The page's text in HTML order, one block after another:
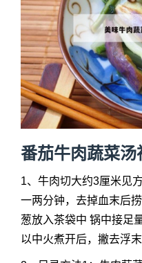
番茄牛肉蔬菜汤
1、牛肉切大约3厘米见
一两分钟，去掉血末后
葱放入茶袋中 锅中接足
以中火煮开后，撇去浮末